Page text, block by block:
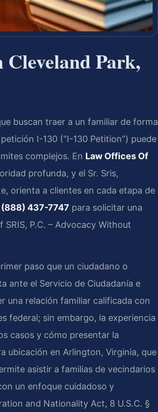
Cleveland Park,
buscan traer a un familiar de forma
I-130 (“I-130 Petition”) puede
complejos. En Law Offices Of
profunda, y el Sr. Sris,
orienta a clientes en cada etapa de
(888) 437-7747 para solicitar una
P.C. – Advocacy Without
paso que un ciudadano o
ante el Servicio de Ciudadanía e
una relación familiar calificada con
federal; sin embargo, la experiencia
casos y cómo presentar la
ubicación en Arlington, Virginia, que
asistir a familias de vecindarios
un enfoque cuidadoso y
and Nationality Act, 8 U.S.C. §